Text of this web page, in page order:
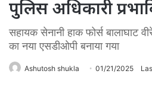
पुलिस अधिकारी
सहायक सेनानी हाक फोर्स बालाघाट
का नया एसडीओपी बनाया गया
Ashutosh shukla 01/21/2025